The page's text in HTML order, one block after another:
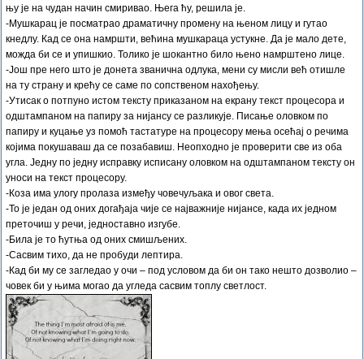
њу је на чудан начин смиривао. Њега ћу, решила је.
-Мушкарац је посматрао драматичну промену на њеном лицу и гутао
кнедлу. Кад се она намршти, већина мушкараца устукне. Да је мало дете,
можда би се и упишкио. Толико је шокантно било њено намрштено лице.
-Још пре него што је донета званична одлука, мени су мисли већ отишле
на ту страну и крећу се саме по сопственом нахођењу.
-Утисак о потпуно истом тексту приказаном на екрану текст процесора и
одштампаном на папиру за нијансу се разликује. Писање оловком по
папиру и куцање уз помоћ тастатуре на процесору мења осећај о речима
којима покушаваш да се позабавиш. Неопходно је проверити све из оба
угла. Једну по једну исправку исписану оловком на одштампаном тексту он
уноси на текст процесору.
-Коза има улогу пролаза између човечуљака и овог света.
-То је један од оних догађаја чије се најважније нијансе, када их једном
преточиш у речи, једноставно изгубе.
-Била је то ћутња од оних смишљених.
-Сасвим тихо, да не пробуди лептира.
-Кад би му се загледао у очи – под условом да би он тако нешто дозволио –
човек би у њима могао да угледа сасвим топлу светлост.